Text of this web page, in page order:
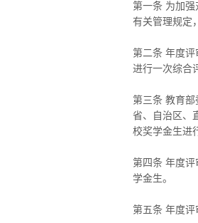
第一条 为加
有关管理规定
第二条 年度
进行一次综合
第三条 教育部
省、自治区、
校奖学金生进
第四条 年度
学金生。
第五条 年度评